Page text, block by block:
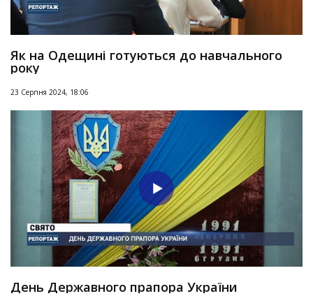
Як на Одещині готуються до навчального
року
23 Серпня 2024, 18:06
День Державного прапора України